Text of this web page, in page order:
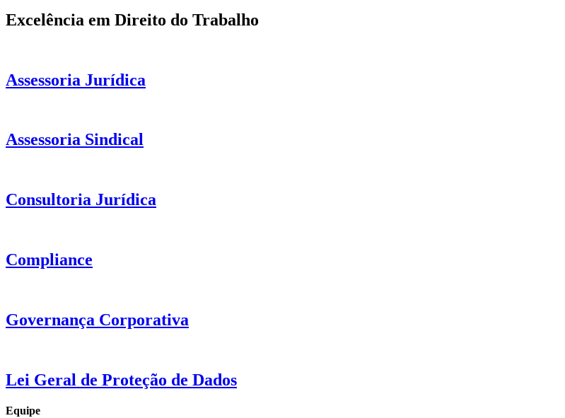
Excelência em Direito do Trabalho
Assessoria Jurídica
Assessoria Sindical
Consultoria Jurídica
Compliance
Governança Corporativa
Lei Geral de Proteção de Dados
Equipe